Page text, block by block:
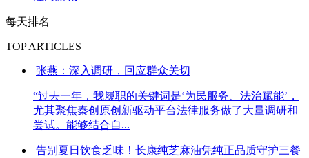
每天排名
TOP ARTICLES
张燕：深入调研，回应群众关切
“过去一年，我履职的关键词是‘为民服务、法治赋能’，
尤其聚焦秦创原创新驱动平台法律服务做了大量调研和
尝试。能够结合自...
告别夏日饮食乏味！长康纯芝麻油凭纯正品质守护三餐